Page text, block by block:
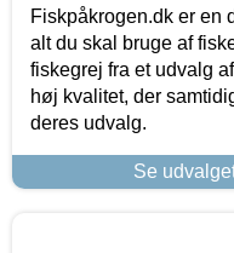
Fiskpåkrogen.dk er en
alt du skal bruge af
fiskegrej fra et udvalg
høj kvalitet, der
deres udvalg.
Se